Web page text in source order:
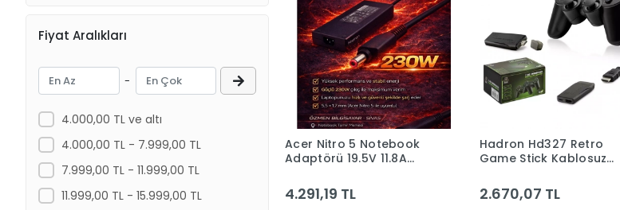
QPORT
Samsung
SPRANGE
Sub-Zero
Toshiba
Versatile
Fiyat Aralıkları
-
4.000,00 TL ve altı
4.000,00 TL - 7.999,00 TL
7.999,00 TL - 11.999,00 TL
11.999,00 TL - 15.999,00 TL
Acer Nitro 5 Notebook
Adaptörü 19.5V 11.8A
Acer (Hadron Hd8896)
4.291,19 TL
Hadron Hd327 Retro
Game Stick Kablosuz
2.670,07 TL